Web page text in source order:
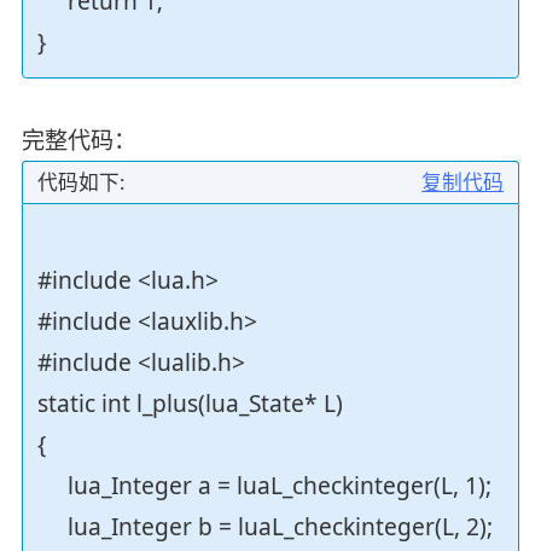
}
完整代码：
复制代码
代码如下:
#include <lua.h>
#include <lauxlib.h>
#include <lualib.h>
static int l_plus(lua_State* L)
{
lua_Integer a = luaL_checkinteger(L, 1);
lua_Integer b = luaL_checkinteger(L, 2);